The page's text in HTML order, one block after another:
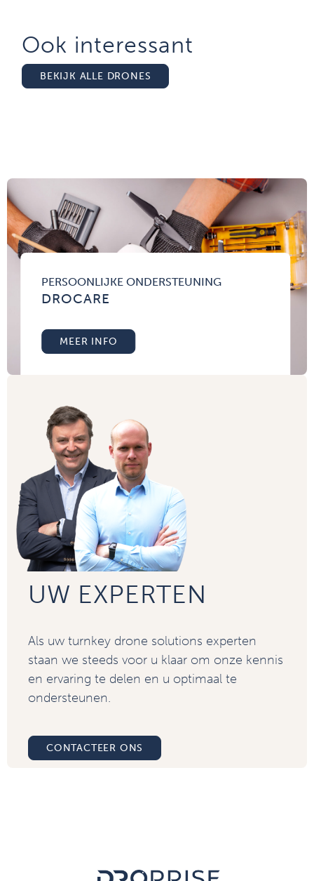
Ook interessant
BEKIJK ALLE DRONES
PERSOONLIJKE ONDERSTEUNING
DROCARE
MEER INFO
UW EXPERTEN
Als uw turnkey drone solutions experten
staan we steeds voor u klaar om onze kennis
en ervaring te delen en u optimaal te
ondersteunen.
CONTACTEER ONS